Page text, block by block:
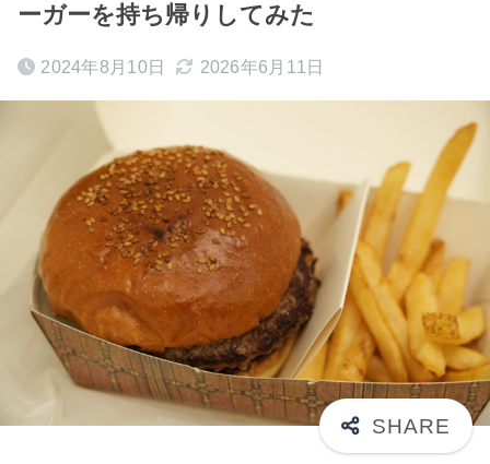
ーガーを持ち帰りしてみた
2024年8月10日 2026年6月11日